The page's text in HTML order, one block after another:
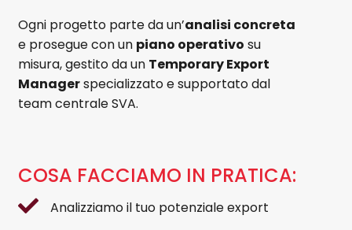
Ogni progetto parte da un’analisi concreta
e prosegue con un piano operativo su
misura, gestito da un Temporary Export
Managerspecializzato e supportato dal
team centrale SVA.
COSA FACCIAMO IN PRATICA:
Analizziamo il tuo potenziale export